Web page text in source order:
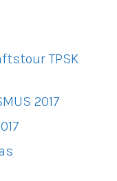
TPSK
2017